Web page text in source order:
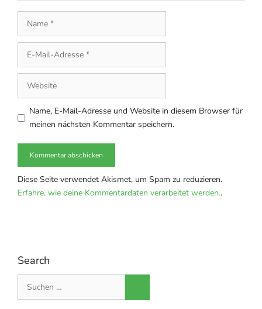
Adresse
Name, E-Mail-Adresse und Website in diesem Browser für
meinen nächsten Kommentar speichern.
Diese Seite verwendet Akismet, um Spam zu reduzieren.
Erfahre, wie deine Kommentardaten verarbeitet werden..
Search